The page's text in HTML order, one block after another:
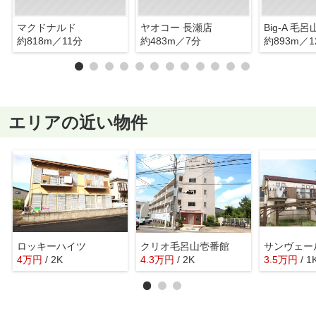
マクドナルド
約818m／11分
ヤオコー 長瀬店
約483m／7分
Big-A 毛呂
約893m／
エリアの近い物件
ロッキーハイツ
4万円 / 2K
クリオ毛呂山壱番館
4.3万円 / 2K
サンヴェー
3.5万円 /